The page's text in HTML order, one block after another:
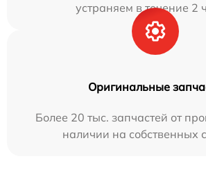
устраняем в течение 2
Оригинальные
Более 20 тыс. запчастей от
наличии на собственных